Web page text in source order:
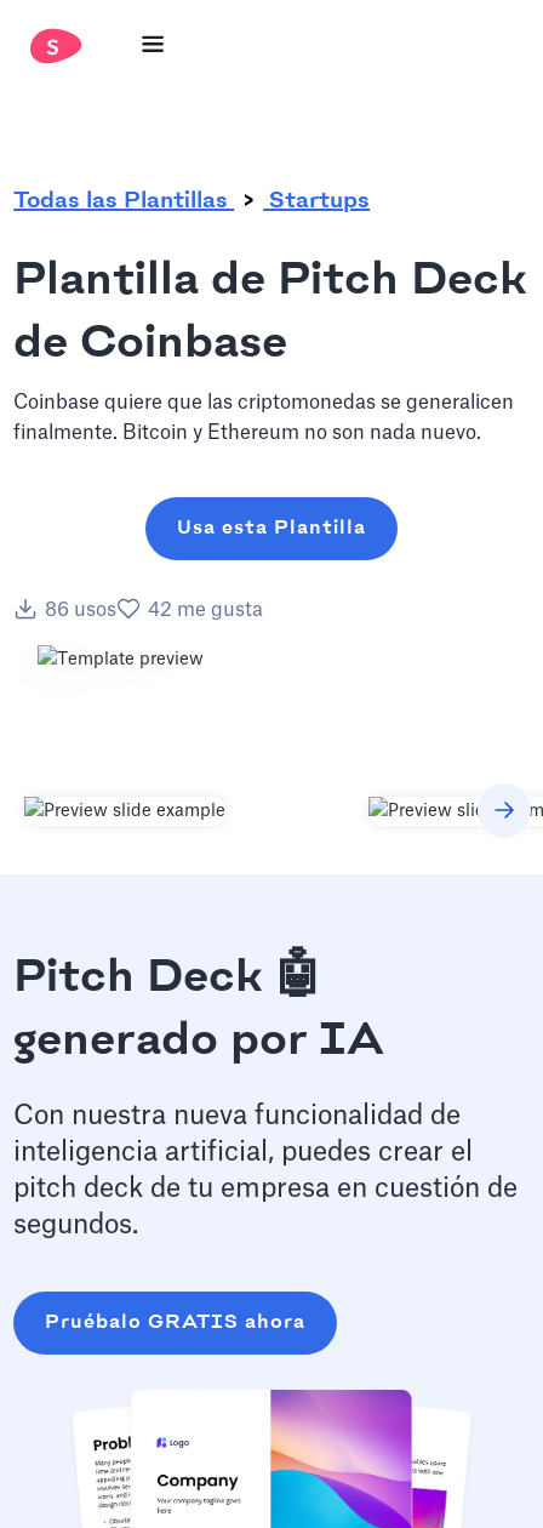
Todas las Plantillas Startups
Plantilla de Pitch Deck
de Coinbase
Coinbase quiere que las criptomonedas se generalicen
finalmente. Bitcoin y Ethereum no son nada nuevo.
Usa esta Plantilla
86 usos 42 me gusta
Pitch Deck 🤖
generado por IA
Con nuestra nueva funcionalidad de
inteligencia artificial, puedes crear el
pitch deck de tu empresa en cuestión de
segundos.
Pruébalo GRATIS ahora